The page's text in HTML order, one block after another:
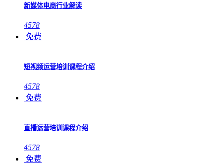
新媒体电商行业解读
4578
免费
短视频运营培训课程介绍
4578
免费
直播运营培训课程介绍
4578
免费